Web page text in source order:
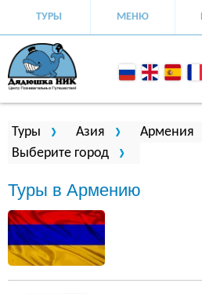
ТУРЫ МЕНЮ
Вы здесь
Туры Азия
Армения
Выберите город
Туры в Армению